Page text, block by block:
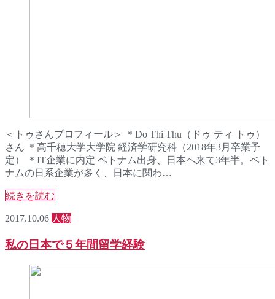
＜トゥさんプロフィール＞ ＊Do Thi Thu（ドゥ ティ トゥ）
さん ＊高千穂大学大学院 経済学研究科（2018年3月卒業予
定） ＊IT企業に内定 ベトナム出身、日本へ来て3年半。ベト
ナムの日系企業が多く、日本に関わ…
続きを読む
2017.10.06 人物
私の日本で５年間留学経験